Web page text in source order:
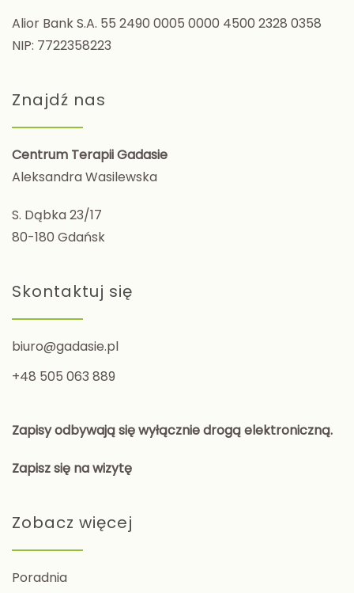
Alior Bank S.A. 55 2490 0005 0000 4500 2328 0358
NIP: 7722358223
Znajdź nas
Centrum Terapii Gadasie
Aleksandra Wasilewska
S. Dąbka 23/17
80-180 Gdańsk
Skontaktuj się
biuro@gadasie.pl
+48 505 063 889
Zapisy odbywają się wyłącznie drogą elektroniczną.
Zapisz się na wizytę
Zobacz więcej
Poradnia